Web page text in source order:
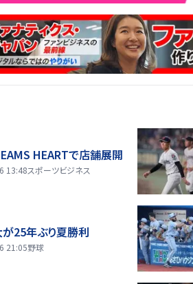
HEARTで店舗展開
13:48スポーツビジネス
25年ぶり夏勝利
21:05野球